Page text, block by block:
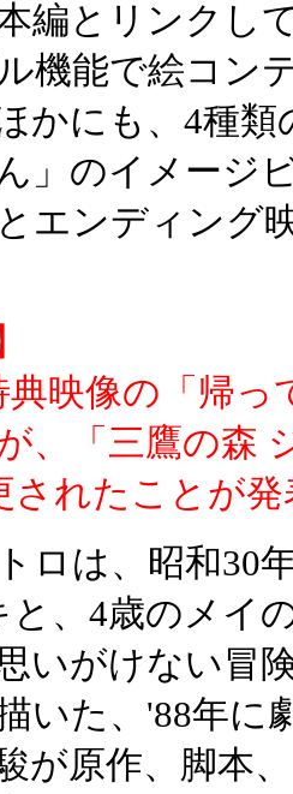
編とリンクし
機能で絵コン
かにも、4種
」のイメージ
エンディング
典映像の「帰
、「三鷹の森
されたことが
ロは、昭和30
と、4歳のメイ
いがけない冒
いた、'88年に
が原作、脚本